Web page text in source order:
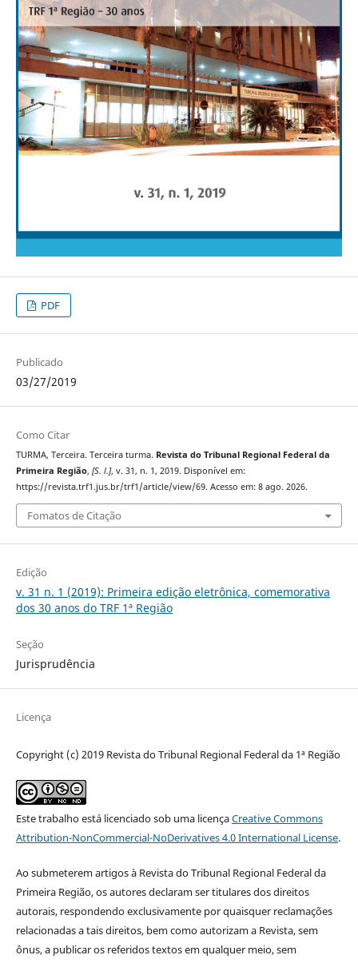
PDF
Publicado
03/27/2019
Como Citar
TURMA, Terceira. Terceira turma. Revista do Tribunal Regional Federal da
Primeira Região, [S. l.], v. 31, n. 1, 2019. Disponível em:
https://revista.trf1.jus.br/trf1/article/view/69. Acesso em: 8 ago. 2026.
Fomatos de Citação
Edição
v. 31 n. 1 (2019): Primeira edição eletrônica, comemorativa
dos 30 anos do TRF 1ª Região
Seção
Jurisprudência
Licença
Copyright (c) 2019 Revista do Tribunal Regional Federal da 1ª Região
Este trabalho está licenciado sob uma licençaCreative Commons
Attribution-NonCommercial-NoDerivatives 4.0 International License.
Ao submeterem artigos à Revista do Tribunal Regional Federal da
Primeira Região, os autores declaram ser titulares dos direitos
autorais, respondendo exclusivamente por quaisquer reclamações
relacionadas a tais direitos, bem como autorizam a Revista, sem
ônus, a publicar os referidos textos em qualquer meio, sem